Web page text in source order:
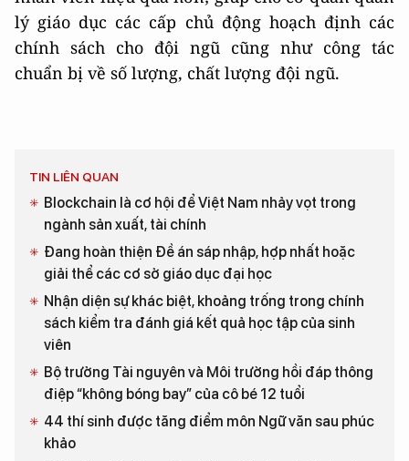
lý giáo dục các cấp chủ động hoạch định các
chính sách cho đội ngũ cũng như công tác
chuẩn bị về số lượng, chất lượng đội ngũ.
TIN LIÊN QUAN
Blockchain là cơ hội để Việt Nam nhảy vọt trong
ngành sản xuất, tài chính
Đang hoàn thiện Đề án sáp nhập, hợp nhất hoặc
giải thể các cơ sở giáo dục đại học
Nhận diện sự khác biệt, khoảng trống trong chính
sách kiểm tra đánh giá kết quả học tập của sinh
viên
Bộ trưởng Tài nguyên và Môi trường hồi đáp thông
điệp “không bóng bay” của cô bé 12 tuổi
44 thí sinh được tăng điểm môn Ngữ văn sau phúc
khảo